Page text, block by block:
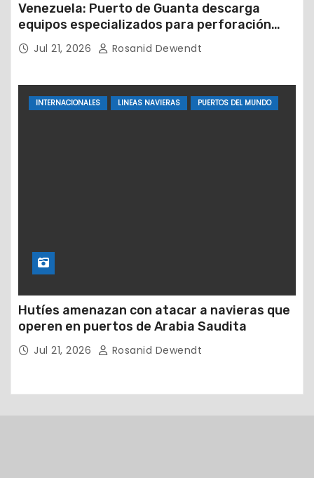
Venezuela: Puerto de Guanta descarga
equipos especializados para perforación
petrolera
Jul 21, 2026 Rosanid Dewendt
INTERNACIONALES LINEAS NAVIERAS PUERTOS DEL MUNDO
Hutíes amenazan con atacar a navieras que
operen en puertos de Arabia Saudita
Jul 21, 2026 Rosanid Dewendt